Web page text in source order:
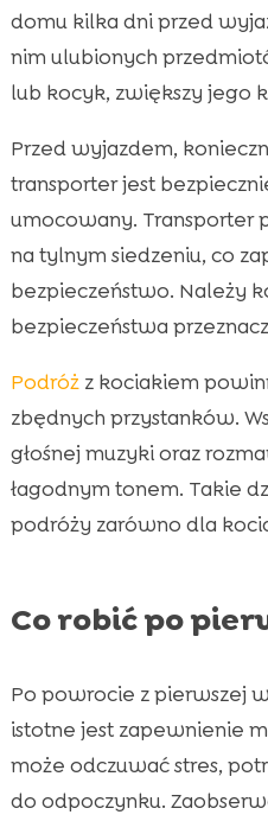
domu kilka dni przed
nim ulubionych
lub kocyk, zwiększy jego
Przed wyjazdem,
transporter jest
umocowany. Transporter
na tylnym siedzeniu, co
bezpieczeństwo. Należy
bezpieczeństwa
Podróżz kociakiem
zbędnych przystanków.
głośnej muzyki oraz
łagodnym tonem. Takie
podróży zarówno dla
Co robić po
Po powrocie z pierwszej
istotne jest zapewnienie
może odczuwać stres,
do odpoczynku.